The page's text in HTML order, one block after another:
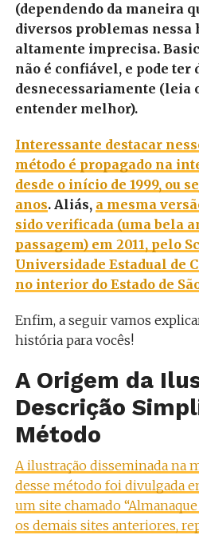
(dependendo da maneira
diversos problemas nessa
altamente imprecisa.
não é confiável, e pode ter
desnecessariamente (leia
entender melhor).
Interessante destacar
método é propagado na
desde o início de 1999, ou
anos. Aliás, a mesma
sido verificada (uma bela
passagem) em 2011, pelo
Universidade Estadual de
no interior do Estado de
Enfim, a seguir vamos
história para vocês!
A Origem da
Descrição
Método
A ilustração disseminada na
desse método foi divulgada
um site chamado “Almanaque
os demais sites anteriores,